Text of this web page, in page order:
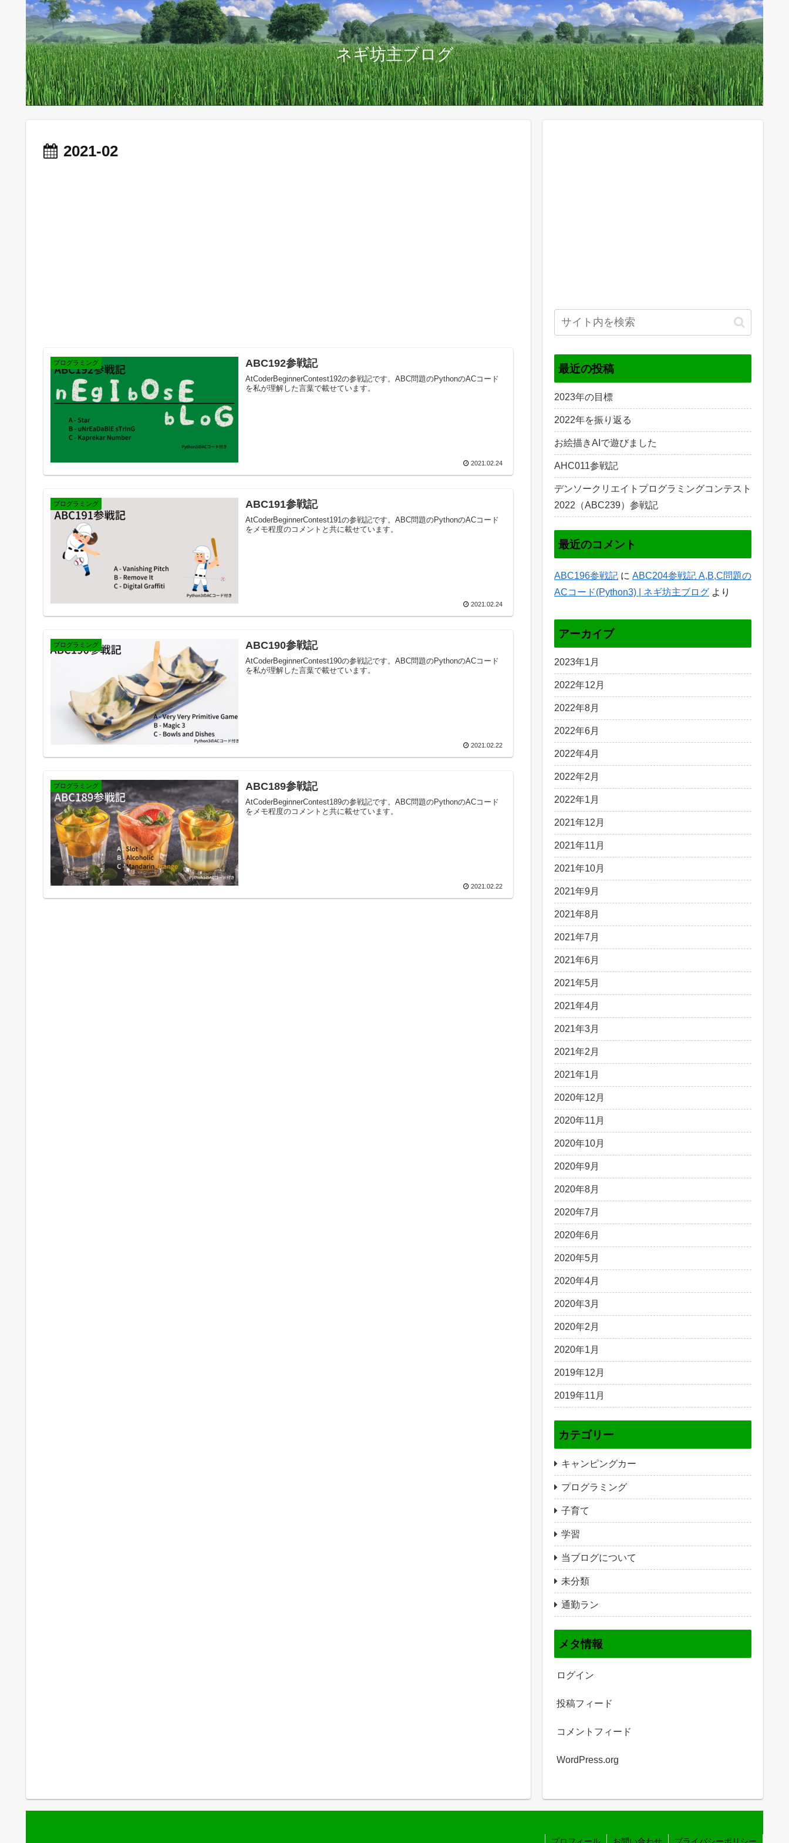
ネギ坊主ブログ
2021-02
プログラミング ABC192参戦記
AtCoderBeginnerContest192の参戦記です。ABC問題のPythonのACコード
を私が理解した言葉で載せています。
2021.02.24
プログラミング ABC191参戦記
AtCoderBeginnerContest191の参戦記です。ABC問題のPythonのACコード
をメモ程度のコメントと共に載せています。
2021.02.24
プログラミング ABC190参戦記
AtCoderBeginnerContest190の参戦記です。ABC問題のPythonのACコード
を私が理解した言葉で載せています。
2021.02.22
プログラミング ABC189参戦記
AtCoderBeginnerContest189の参戦記です。ABC問題のPythonのACコード
をメモ程度のコメントと共に載せています。
2021.02.22
最近の投稿
2023年の目標
2022年を振り返る
お絵描きAIで遊びました
AHC011参戦記
デンソークリエイトプログラミングコンテスト
2022（ABC239）参戦記
最近のコメント
ABC196参戦記 に ABC204参戦記 A,B,C問題の
ACコード(Python3) | ネギ坊主ブログ より
アーカイブ
2023年1月
2022年12月
2022年8月
2022年6月
2022年4月
2022年2月
2022年1月
2021年12月
2021年11月
2021年10月
2021年9月
2021年8月
2021年7月
2021年6月
2021年5月
2021年4月
2021年3月
2021年2月
2021年1月
2020年12月
2020年11月
2020年10月
2020年9月
2020年8月
2020年7月
2020年6月
2020年5月
2020年4月
2020年3月
2020年2月
2020年1月
2019年12月
2019年11月
カテゴリー
キャンピングカー
プログラミング
子育て
学習
当ブログについて
未分類
通勤ラン
メタ情報
ログイン
投稿フィード
コメントフィード
WordPress.org